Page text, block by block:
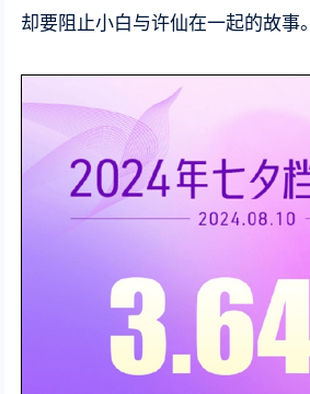
却要阻止小白与许仙在一起的故事。